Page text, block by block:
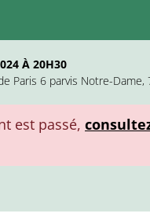
À 20H30
Paris 6 parvis Notre-Dame,
est passé,